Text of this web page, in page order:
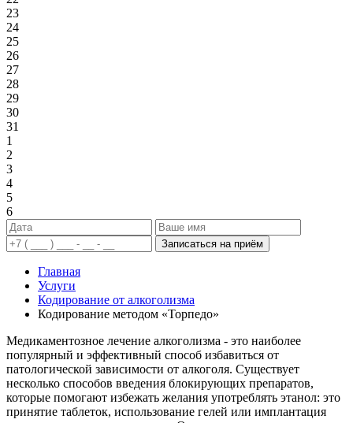
23
24
25
26
27
28
29
30
31
1
2
3
4
5
6
Записаться на приём
Главная
Услуги
Кодирование от алкоголизма
Кодирование методом «Торпедо»
Медикаментозное лечение алкоголизма - это наиболее
популярный и эффективный способ избавиться от
патологической зависимости от алкоголя. Существует
несколько способов введения блокирующих препаратов,
которые помогают избежать желания употреблять этанол: это
принятие таблеток, использование гелей или имплантация